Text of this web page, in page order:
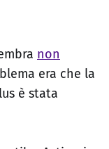
non
era che la
è stata